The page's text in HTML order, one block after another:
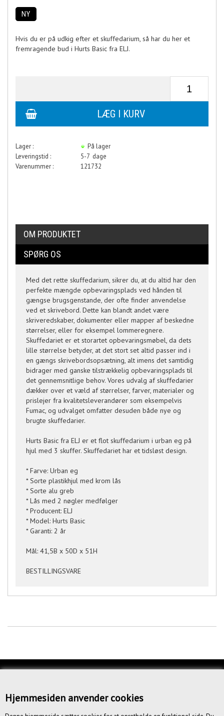
Hjemmesiden anvender cookies
NY
Hvis du er på udkig efter et skuffedarium, så har du her et
fremragende bud i Hurts Basic fra ELJ.
Lager :
På lager
Leveringstid :
5-7 dage
Varenummer :
121732
OM PRODUKTET
SPØRG OS
Med det rette skuffedarium, sikrer du, at du altid har den
perfekte mængde opbevaringsplads ved hånden til
gængse brugsgenstande, der ofte finder anvendelse
ved et skrivebord. Dette kan blandt andet være
skriveredskaber, dokumenter eller mapper af beskedne
størrelser, eller for eksempel lommeregnere.
Skuffedariet er et storartet opbevaringsmøbel, da dets
lille størrelse betyder, at det stort set altid passer ind i
en gængs skrivebordsopsætning, alt imens det samtidig
bidrager med ganske tilstrækkelig opbevaringsplads til
det gennemsnitlige behov. Vores udvalg af skuffedarier
dækker over et væld af størrelser, farver, materialer og
prislejer fra kvalitetsleverandører som eksempelvis
Fumac, og udvalget omfatter desuden både nye og
brugte skuffedarier.
Hurts Basic fra ELJ er et flot skuffedarium i urban eg på
hjul med 3 skuffer. Skuffedariet har et tidsløst design.
* Farve: Urban eg
* Sorte plastikhjul med krom lås
* Sorte alu greb
* Lås med 2 nøgler medfølger
* Producent: ELJ
* Model: Hurts Basic
* Garanti: 2 år
Mål: 41,5B x 50D x 51H
BESTILLINGSVARE
OM OS